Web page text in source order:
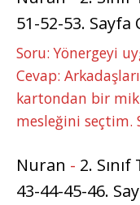
51-52-53. Sayfa
Soru: Yönergeyi
Cevap:
kartondan bir
mesleğini seçtim.
Nuran - 2.
43-44-45-46.